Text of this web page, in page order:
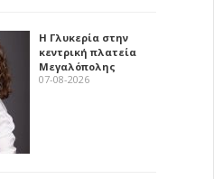
Η Γλυκερία στην
κεντρική πλατεία
Μεγαλόπολης
07-08-2026